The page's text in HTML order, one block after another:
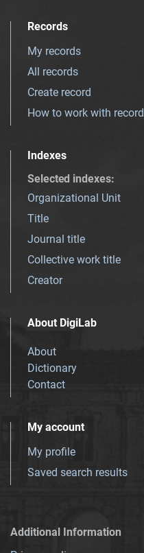
Records
My records
All records
Create record
How to work with record
Indexes
Selected indexes:
Organizational Unit
Title
Journal title
Collective work title
Creator
About DigiLab
About
Dictionary
Contact
My account
My profile
Saved search results
Additional Information